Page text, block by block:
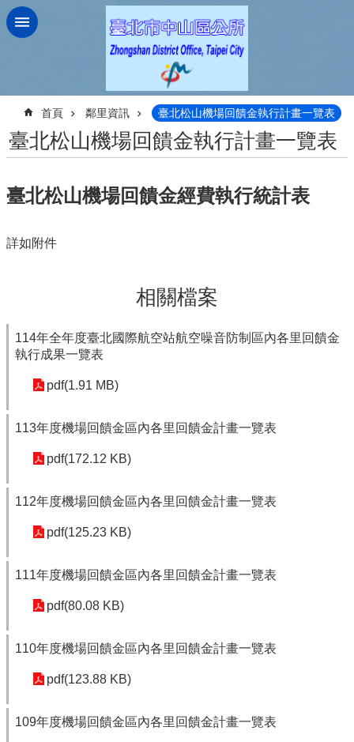
跳到主要內容區塊
首頁 鄰里資訊 臺北松山機場回饋金執行計畫一覽表
臺北松山機場回饋金執行計畫一覽表
臺北松山機場回饋金經費執行統計表
詳如附件
相關檔案
114年全年度臺北國際航空站航空噪音防制區內各里回饋金
執行成果一覽表
pdf(1.91 MB)
113年度機場回饋金區內各里回饋金計畫一覽表
pdf(172.12 KB)
112年度機場回饋金區內各里回饋金計畫一覽表
pdf(125.23 KB)
111年度機場回饋金區內各里回饋金計畫一覽表
pdf(80.08 KB)
110年度機場回饋金區內各里回饋金計畫一覽表
pdf(123.88 KB)
109年度機場回饋金區內各里回饋金計畫一覽表